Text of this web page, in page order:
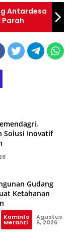
Antardesa
Parah
Solusi Inovatif
Gudang
Ketahanan
Kominfo
Meranti
Agustus
6, 2026